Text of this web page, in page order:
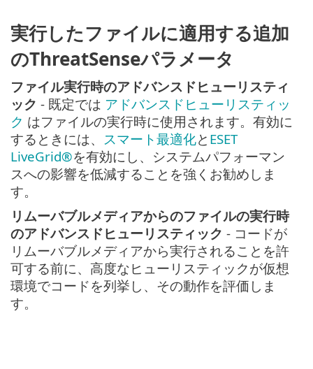
実行したファイルに適用する追加
のThreatSenseパラメータ
ファイル実行時のアドバンスドヒューリスティ
ック - 既定では アドバンスドヒューリスティッ
ク はファイルの実行時に使用されます。有効に
するときには、 スマート最適化と ESET
LiveGrid®を有効にし、システムパフォーマン
スへの影響を低減することを強くお勧めしま
す。
リムーバブルメディアからのファイルの実行時
のアドバンスドヒューリスティック - コードが
リムーバブルメディアから実行されることを許
可する前に、高度なヒューリスティックが仮想
環境でコードを列挙し、その動作を評価しま
す。